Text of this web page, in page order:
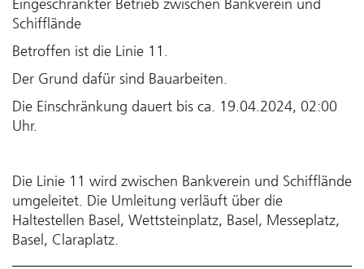
Eingeschränkter Betrieb zwischen Bankverein und
Schifflände
Betroffen ist die Linie 11.
Der Grund dafür sind Bauarbeiten.
Die Einschränkung dauert bis ca. 19.04.2024, 02:00
Uhr.
Die Linie 11 wird zwischen Bankverein und Schifflände
umgeleitet. Die Umleitung verläuft über die
Haltestellen Basel, Wettsteinplatz, Basel, Messeplatz,
Basel, Claraplatz.